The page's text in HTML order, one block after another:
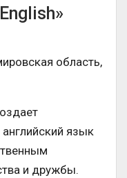
область,
язык
и дружбы.